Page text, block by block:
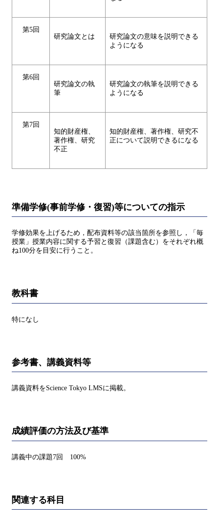
第5回
研究論文とは
研究論文の意味を説明できる
ようになる
第6回
研究論文の執
筆
研究論文の執筆を説明できる
ようになる
第7回
知的財産権、
著作権、研究
不正
知的財産権、著作権、研究不
正について説明できるになる
準備学修(事前学修・復習)等についての指示
学修効果を上げるため，配布資料等の該当箇所を参照し，「毎
授業」授業内容に関する予習と復習（課題含む）をそれぞれ概
ね100分を目安に行うこと。
教科書
特になし
参考書、講義資料等
講義資料をScience Tokyo LMSに掲載。
成績評価の方法及び基準
講義中の課題7回 100%
関連する科目